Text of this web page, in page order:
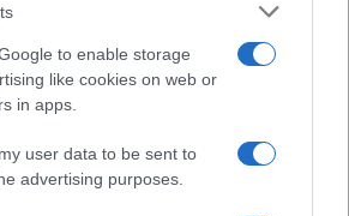
to enable storage
like cookies on web or
in apps.
user data to be sent to
advertising purposes.
ζωές
άτομα
4χρονος βρέθηκε
σε πισίνα